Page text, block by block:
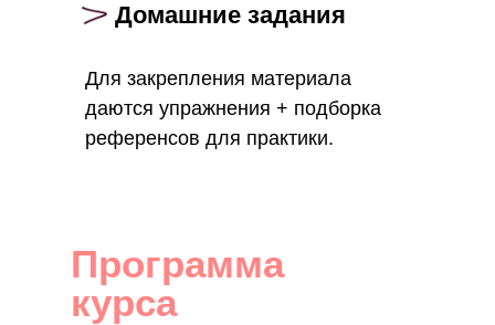
Домашние задания
Для закрепления материала
даются упражнения + подборка
референсов для практики.
Программа
курса